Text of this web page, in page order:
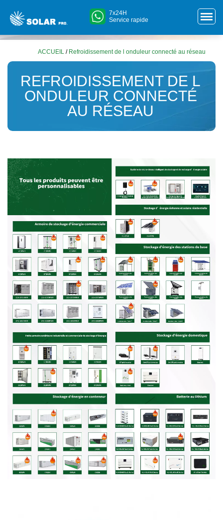
7x24H
Service rapide
ACCUEIL / Refroidissement de l onduleur connecté au réseau
REFROIDISSEMENT DE L
ONDULEUR CONNECTÉ
AU RÉSEAU